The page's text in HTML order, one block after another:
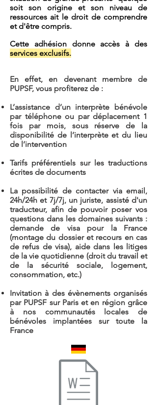
soit son origine et son niveau de
ressources ait le droit de comprendre
et d'être compris.
Cette adhésion donne accès à des
services exclusifs.
En effet, en devenant membre de
PUPSF, vous profiterez de :
L’assistance d’un interprète bénévole
par téléphone ou par déplacement 1
fois par mois, sous réserve de la
disponibilité de l’interprète et du lieu
de l’intervention
Tarifs préférentiels sur les traductions
écrites de documents
La possibilité de contacter via email,
24h/24h et 7j/7j, un juriste, assisté d'un
traducteur, afin de pouvoir poser vos
questions dans les domaines suivants :
demande de visa pour la France
(montage du dossier et recours en cas
de refus de visa), aide dans les litiges
de la vie quotidienne (droit du travail et
de la sécurité sociale, logement,
consommation, etc.)
Invitation à des évènements organisés
par PUPSF sur Paris et en région grâce
à nos communautés locales de
bénévoles implantées sur toute la
France